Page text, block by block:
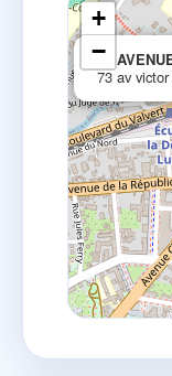
73
73 av
+
−